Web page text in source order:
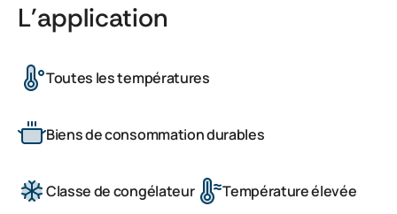
L'application
Toutes les températures
Biens de consommation durables
Classe de congélateur Température élevée